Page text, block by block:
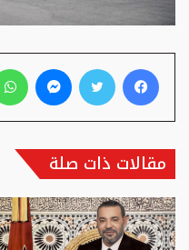
فيسبوك تويتر ماسنجر
مقالات ذات صلة